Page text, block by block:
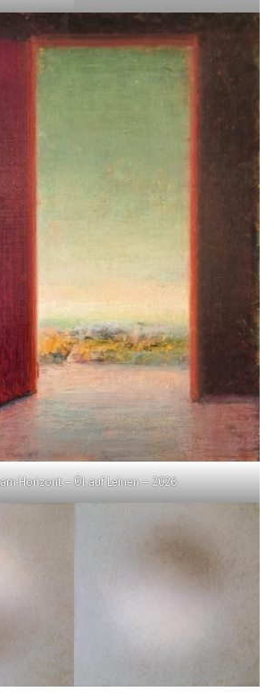
Horizont – Öl auf Leinen – 2026